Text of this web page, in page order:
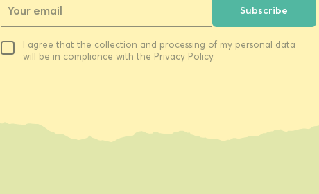
email
Subscribe
I agree that the collection and processing of my personal data
will be in compliance with the Privacy Policy.